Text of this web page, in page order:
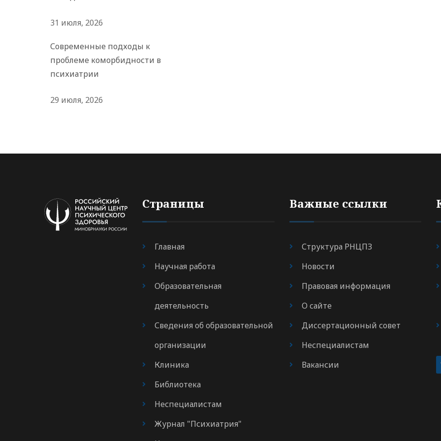
31 июля, 2026
Современные подходы к
проблеме коморбидности в
психиатрии
29 июля, 2026
Страницы
Главная
Научная работа
Образовательная
деятельность
Сведения об образовательной
организации
Клиника
Библиотека
Неспециалистам
Журнал "Психиатрия"
Важные ссылки
Структура РНЦПЗ
Новости
Правовая информация
О сайте
Диссертационный совет
Неспециалистам
Вакансии